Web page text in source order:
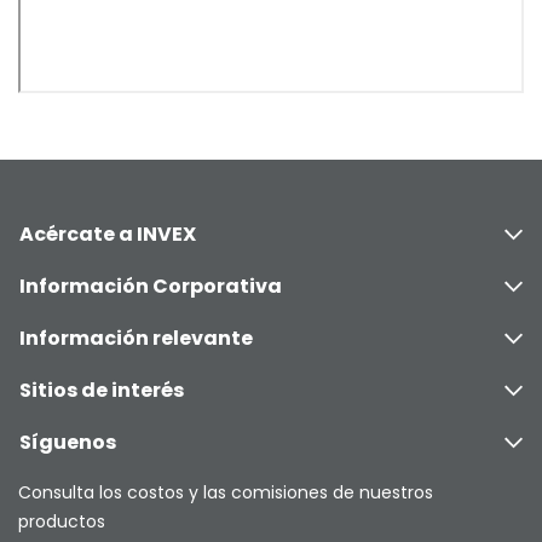
Acércate a INVEX
Información Corporativa
Información relevante
Sitios de interés
Síguenos
Consulta los costos y las comisiones de nuestros
productos